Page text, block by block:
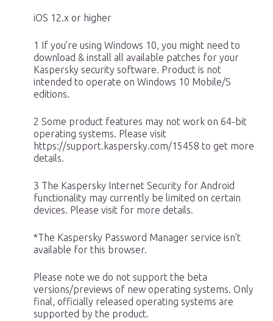
iOS 12.x or higher
1 If you’re using Windows 10, you might need to
download & install all available patches for your
Kaspersky security software. Product is not
intended to operate on Windows 10 Mobile/S
editions.
2 Some product features may not work on 64-bit
operating systems. Please visit
https://support.kaspersky.com/15458 to get more
details.
3 The Kaspersky Internet Security for Android
functionality may currently be limited on certain
devices. Please visit for more details.
*The Kaspersky Password Manager service isn’t
available for this browser.
Please note we do not support the beta
versions/previews of new operating systems. Only
final, officially released operating systems are
supported by the product.